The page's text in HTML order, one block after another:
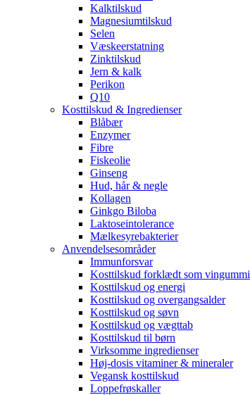
Kalktilskud
Magnesiumtilskud
Selen
Væskeerstatning
Zinktilskud
Jern & kalk
Perikon
Q10
Kosttilskud & Ingredienser
Blåbær
Enzymer
Fibre
Fiskeolie
Ginseng
Hud, hår & negle
Kollagen
Ginkgo Biloba
Laktoseintolerance
Mælkesyrebakterier
Anvendelsesområder
Immunforsvar
Kosttilskud forklædt som vingummi
Kosttilskud og energi
Kosttilskud og overgangsalder
Kosttilskud og søvn
Kosttilskud og vægttab
Kosttilskud til børn
Virksomme ingredienser
Høj-dosis vitaminer & mineraler
Vegansk kosttilskud
Loppefrøskaller